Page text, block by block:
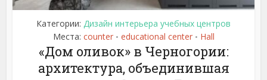
Категории: Дизайн интерьера учебных центров
Места: counter • educational center • Hall
«Дом оливок» в Черногории:
архитектура, объединившая